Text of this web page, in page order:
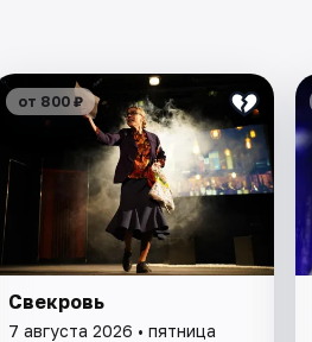
от 800 ₽
Свекровь
7 августа 2026 • пятница